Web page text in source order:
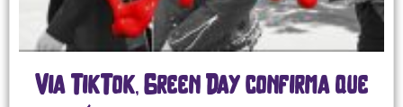
Via TikTok, Green Day confirma que